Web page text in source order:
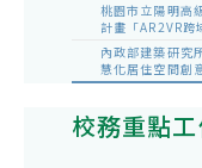
桃園市立陽明高
計畫「AR2VR跨
內政部建築研究
慧化居住空間創
校務重點